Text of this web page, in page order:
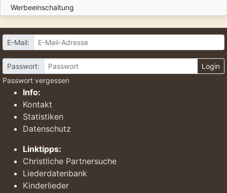
Werbeeinschaltung
E-Mail:
Passwort:
Login
Passwort vergessen
Info:
Kontakt
Statistiken
Datenschutz
Linktipps:
Christliche Partnersuche
Liederdatenbank
Kinderlieder